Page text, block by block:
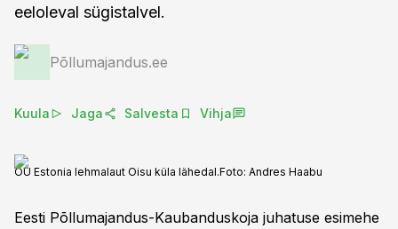
eeloleval sügistalvel.
Põllumajandus.ee
Kuula Jaga Salvesta Vihja
OÜ Estonia lehmalaut Oisu küla lähedal.Foto: Andres Haabu
Eesti Põllumajandus-Kaubanduskoja juhatuse esimehe